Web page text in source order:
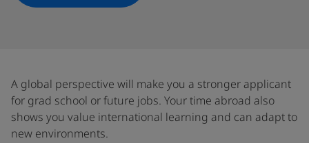
A global perspective will make you a stronger applicant
for grad school or future jobs. Your time abroad also
shows you value international learning and can adapt to
new environments.